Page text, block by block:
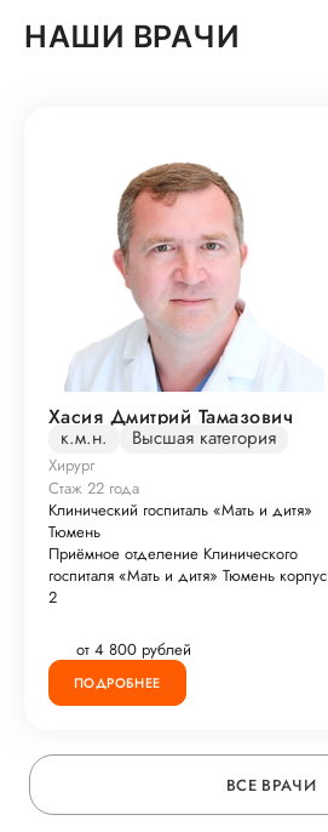
НАШИ ВРАЧИ
Хасия Дмитрий Тамазович
к.м.н. Высшая категория
Хирург
Стаж 22 года
Клинический госпиталь «Мать и дитя»
Тюмень
Приёмное отделение Клинического
госпиталя «Мать и дитя» Тюмень корпус
2
от 4 800 рублей
ПОДРОБНЕЕ
ВСЕ ВРАЧИ